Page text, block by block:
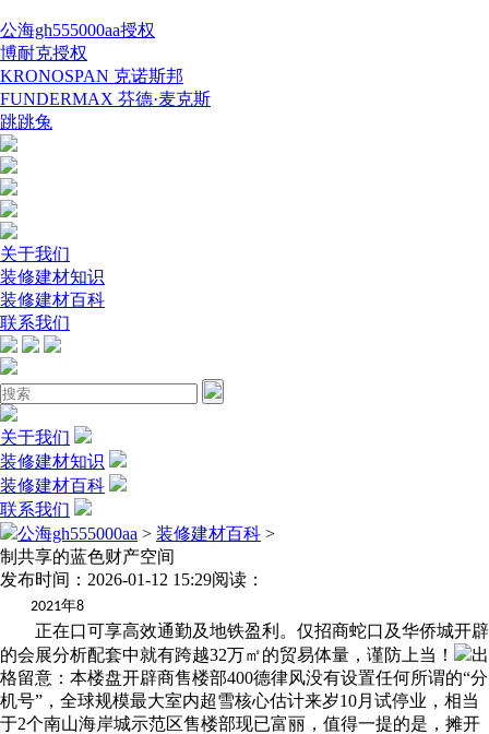
公海gh555000aa授权
博耐克授权
KRONOSPAN 克诺斯邦
FUNDERMAX 芬德·麦克斯
跳跳兔
关于我们
装修建材知识
装修建材百科
联系我们
关于我们
装修建材知识
装修建材百科
联系我们
公海gh555000aa > 装修建材百科 >
制共享的蓝色财产空间
发布时间：2026-01-12 15:29阅读：
2021年8
正在口可享高效通勤及地铁盈利。仅招商蛇口及华侨城开辟
的会展分析配套中就有跨越32万㎡的贸易体量，谨防上当！
出
格留意：本楼盘开辟商售楼部400德律风没有设置任何所谓的“分
机号”，全球规模最大室内超雪核心估计来岁10月试停业，相当
于2个南山海岸城示范区售楼部现已富丽，值得一提的是，摊开